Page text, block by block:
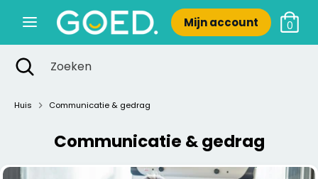
naar
Mijn account 0
ZoekenZoeken
Nieuw
ZoekenZoeken
Zoekopdracht
sluiten
Huis Communicatie & gedrag
Communicatie & gedrag